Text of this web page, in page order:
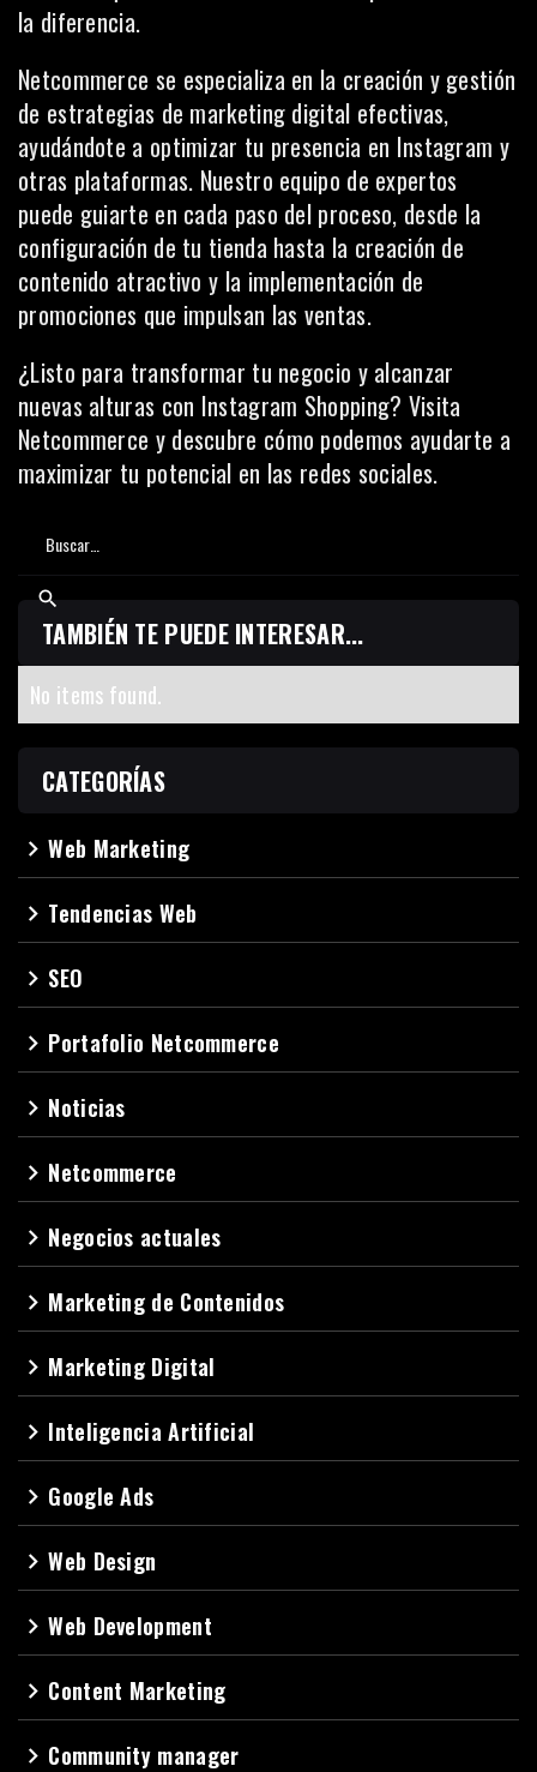
la diferencia.
Netcommerce se especializa en la creación y gestión
de estrategias de marketing digital efectivas,
ayudándote a optimizar tu presencia en Instagram y
otras plataformas. Nuestro equipo de expertos
puede guiarte en cada paso del proceso, desde la
configuración de tu tienda hasta la creación de
contenido atractivo y la implementación de
promociones que impulsan las ventas.
¿Listo para transformar tu negocio y alcanzar
nuevas alturas con Instagram Shopping? Visita
Netcommerce y descubre cómo podemos ayudarte a
maximizar tu potencial en las redes sociales.
TAMBIÉN TE PUEDE INTERESAR...
No items found.
CATEGORÍAS
navigate_nextWeb Marketing
navigate_next Tendencias Web
navigate_next SEO
navigate_next Portafolio Netcommerce
navigate_next Noticias
navigate_next Netcommerce
navigate_next Negocios actuales
navigate_next Marketing de Contenidos
navigate_next Marketing Digital
navigate_next Inteligencia Artificial
navigate_next Google Ads
navigate_nextWeb Design
navigate_nextWeb Development
navigate_next Content Marketing
navigate_next Community manager